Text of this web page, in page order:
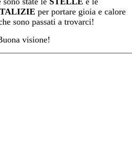
per portare gioia e calore
sono passati a trovarci!
visione!